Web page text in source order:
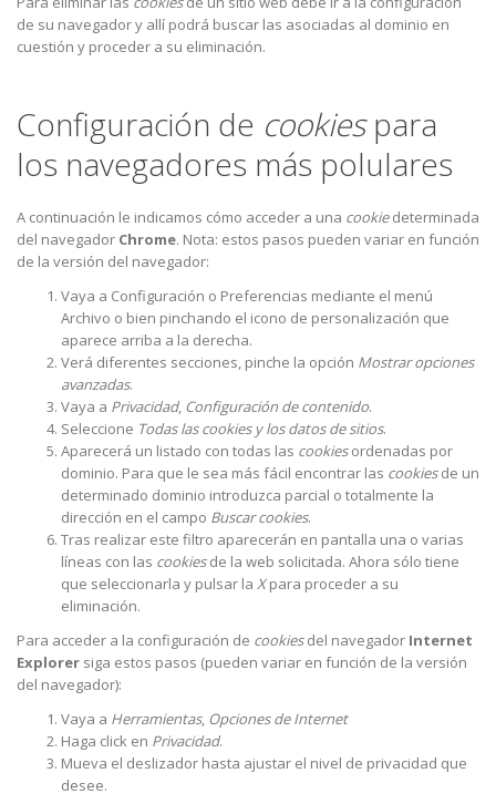
de su navegador y allí podrá buscar las asociadas al dominio en
cuestión y proceder a su eliminación.
Configuración de cookiespara
los navegadores más polulares
A continuación le indicamos cómo acceder a una cookiedeterminada
del navegador Chrome. Nota: estos pasos pueden variar en función
de la versión del navegador:
Vaya a Configuración o Preferencias mediante el menú
Archivo o bien pinchando el icono de personalización que
aparece arriba a la derecha.
Verá diferentes secciones, pinche la opción Mostrar opciones
avanzadas.
Vaya a Privacidad, Configuración de contenido.
Seleccione Todas lascookiesy los datos de sitios.
Aparecerá un listado con todas las cookiesordenadas por
dominio. Para que le sea más fácil encontrar las cookiesde un
determinado dominio introduzca parcial o totalmente la
dirección en el campo Buscar cookies.
Tras realizar este filtro aparecerán en pantalla una o varias
líneas con las cookiesde la web solicitada. Ahora sólo tiene
que seleccionarla y pulsar la Xpara proceder a su
eliminación.
Para acceder a la configuración de cookiesdel navegador Internet
Explorer siga estos pasos (pueden variar en función de la versión
del navegador):
Vaya a Herramientas, Opciones de Internet
Haga click en Privacidad.
Mueva el deslizador hasta ajustar el nivel de privacidad que
desee.